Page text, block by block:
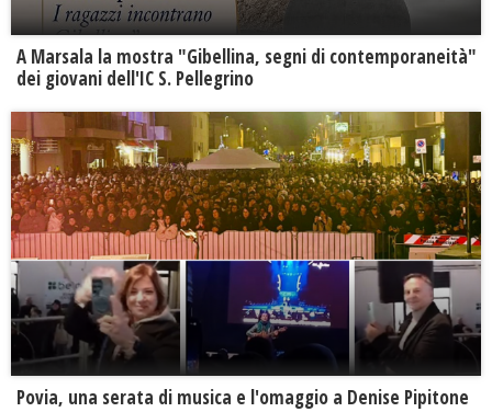
A Marsala la mostra "Gibellina, segni di contemporaneità"
dei giovani dell'IC S. Pellegrino
Povia, una serata di musica e l'omaggio a Denise Pipitone